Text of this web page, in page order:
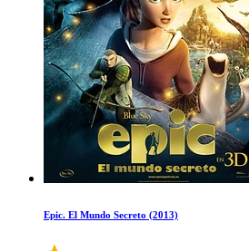
Epic. El Mundo Secreto (2013)